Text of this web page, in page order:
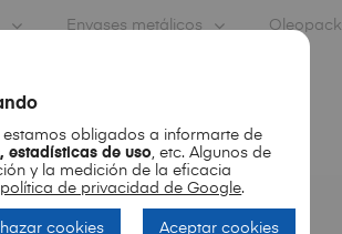
obligados a informarte de
estadísticas de uso, etc. Algunos de
y la medición de la eficacia
política de privacidad de Google.
cookies Aceptar cookies
Envases metálicos Oleopack
EN